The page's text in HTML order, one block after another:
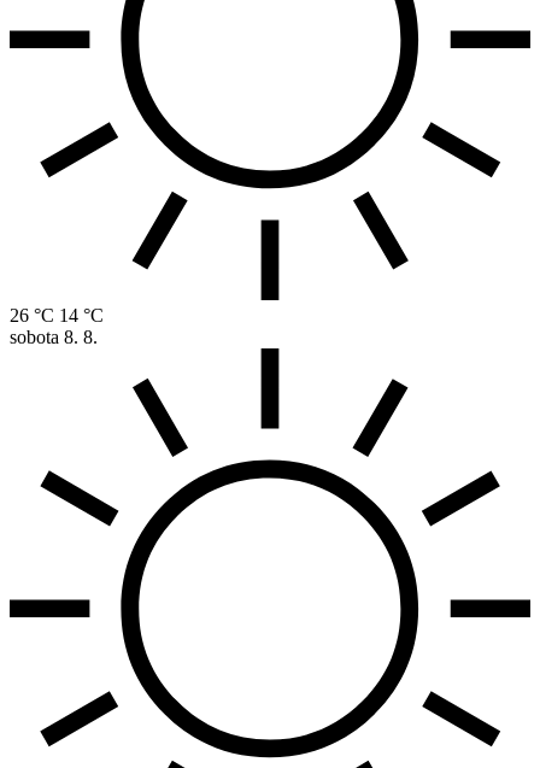
26 °C 14 °C
sobota 8. 8.